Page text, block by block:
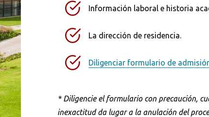
Información laboral e historia
La dirección de residencia.
Diligenciar formulario de
* Diligencie el formulario con precaución,
inexactitud da lugar a la anulación del